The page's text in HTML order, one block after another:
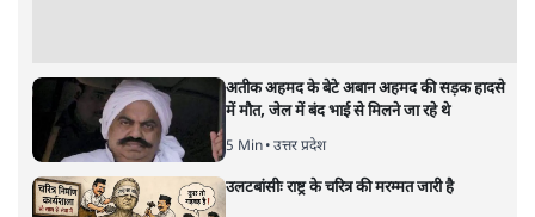
प्रदेश के मुख्यमंत्री योगी आदित्यनाथ ने कॉन्क्लेव का शुभारंभ
किया। पर्यावरण के अतिशोषण पूर्ण रवैये के प्रति सावधान करते
हुए मुख्यमंत्री ने कहा कि निजी और स्वार्थ प्रेरित दृष्टिकोण से
भविष्य के नकारात्मक परिणामों को रोकना मुश्किल होगा।